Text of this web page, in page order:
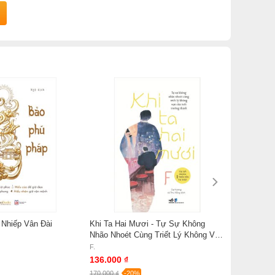
Vân Đài
Khi Ta Hai Mươi - Tự Sự Không
Nhão Nhoét Cùng Triết Lý Không Vụn
Của Tuổi Trưởng Thành - F
F.
136.000 ₫
170.000 ₫ -20%